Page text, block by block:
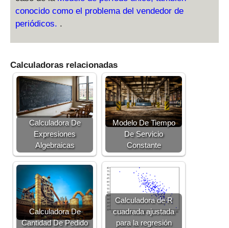
conocido como el problema del vendedor de
periódicos. .
Calculadoras relacionadas
Calculadora De
Expresiones
Algebraicas
Modelo De Tiempo
De Servicio
Constante
Calculadora De
Cantidad De Pedido
Calculadora de R
cuadrada ajustada
para la regresión